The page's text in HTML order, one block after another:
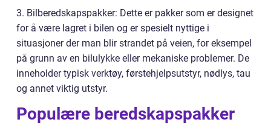
3. Bilberedskapspakker: Dette er pakker som er designet
for å være lagret i bilen og er spesielt nyttige i
situasjoner der man blir strandet på veien, for eksempel
på grunn av en bilulykke eller mekaniske problemer. De
inneholder typisk verktøy, førstehjelpsutstyr, nødlys, tau
og annet viktig utstyr.
Populære beredskapspakker